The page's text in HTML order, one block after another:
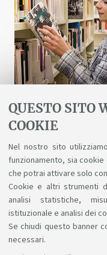
QUESTO SITO
COOKIE
Nel nostro sito
funzionamento, sia
che potrai attivare solo
Cookie e altri strumenti
analisi statistiche,
istituzionale e analisi dei
Se chiudi questo banner
necessari.
Biblioteche
Un patrimonio
tua disposizione